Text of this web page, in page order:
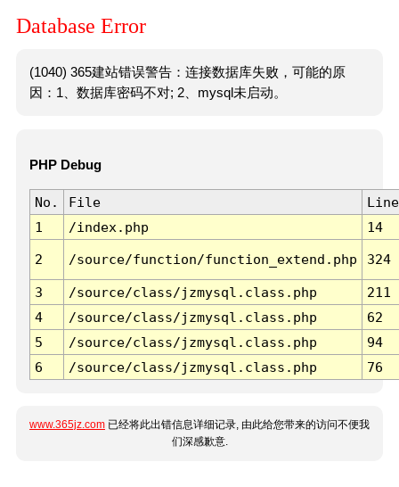
Database Error
(1040) 365建站错误警告：连接数据库失败，可能的原
因：1、数据库密码不对; 2、mysql未启动。
PHP Debug
No. File
Line
1
/index.php 14
2 /source/function/function_extend.php 324
3 /source/class/jzmysql.class.php
211
4
/source/class/jzmysql.class.php
62
5
/source/class/jzmysql.class.php
94
6
/source/class/jzmysql.class.php 76
www.365jz.com 已经将此出错信息详细记录, 由此给您带来的访问不便我
们深感歉意.